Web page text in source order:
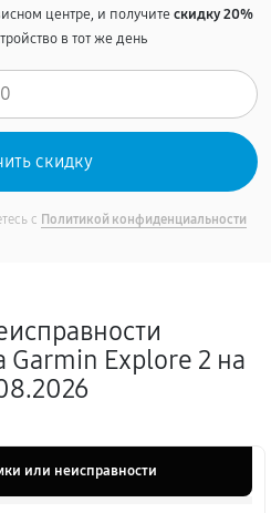
центре, и получитескидку 20%
в тот же день
с Политикой конфиденциальности
Explore 2 на
или неисправности